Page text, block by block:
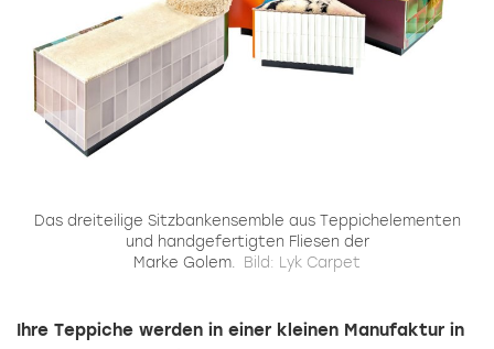
Das dreiteilige Sitzbankensemble aus Teppichelementen
und handgefertigten Fliesen der
Marke Golem.
Bild: Lyk Carpet
Ihre Teppiche werden in einer kleinen Manufaktur in